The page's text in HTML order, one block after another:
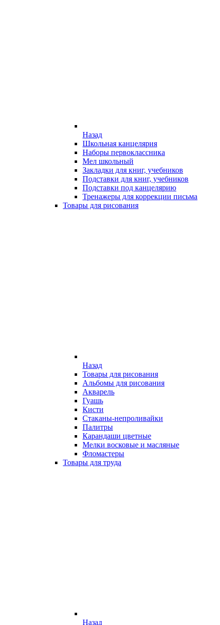
Назад
Школьная канцелярия
Наборы первоклассника
Мел школьный
Закладки для книг, учебников
Подставки для книг, учебников
Подставки под канцелярию
Тренажеры для коррекции письма
Товары для рисования
Назад
Товары для рисования
Альбомы для рисования
Акварель
Гуашь
Кисти
Стаканы-непроливайки
Палитры
Карандаши цветные
Мелки восковые и масляные
Фломастеры
Товары для труда
Назад